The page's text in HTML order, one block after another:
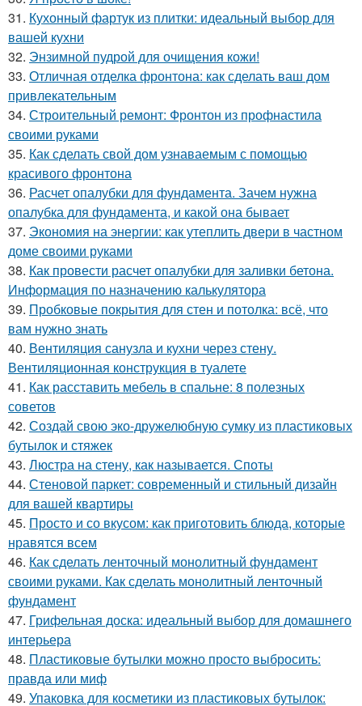
31. Кухонный фартук из плитки: идеальный выбор для
вашей кухни
32. Энзимной пудрой для очищения кожи!
33. Отличная отделка фронтона: как сделать ваш дом
привлекательным
34. Строительный ремонт: Фронтон из профнастила
своими руками
35. Как сделать свой дом узнаваемым с помощью
красивого фронтона
36. Расчет опалубки для фундамента. Зачем нужна
опалубка для фундамента, и какой она бывает
37. Экономия на энергии: как утеплить двери в частном
доме своими руками
38. Как провести расчет опалубки для заливки бетона.
Информация по назначению калькулятора
39. Пробковые покрытия для стен и потолка: всё, что
вам нужно знать
40. Вентиляция санузла и кухни через стену.
Вентиляционная конструкция в туалете
41. Как расставить мебель в спальне: 8 полезных
советов
42. Создай свою эко-дружелюбную сумку из пластиковых
бутылок и стяжек
43. Люстра на стену, как называется. Споты
44. Стеновой паркет: современный и стильный дизайн
для вашей квартиры
45. Просто и со вкусом: как приготовить блюда, которые
нравятся всем
46. Как сделать ленточный монолитный фундамент
своими руками. Как сделать монолитный ленточный
фундамент
47. Грифельная доска: идеальный выбор для домашнего
интерьера
48. Пластиковые бутылки можно просто выбросить:
правда или миф
49. Упаковка для косметики из пластиковых бутылок: